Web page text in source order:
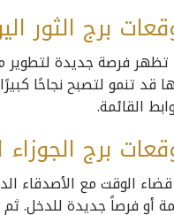
برج الثور
فرصة جديدة لتطوير
قد تنمو لتصبح نجاحًا
القائمة.
برج الجوزاء
الوقت مع الأصدقاء
أو فرصاً جديدة للدخل.